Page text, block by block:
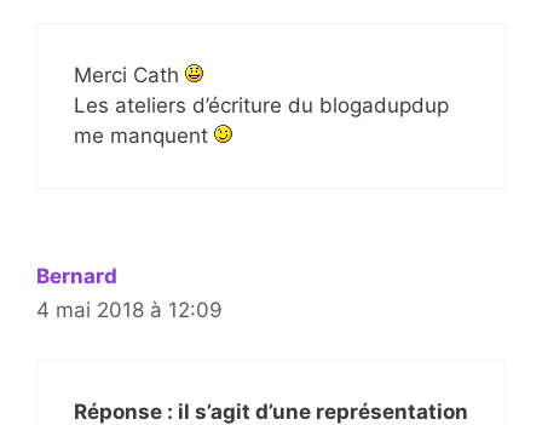
Merci Cath
Les ateliers d’écriture du blogadupdup
me manquent
Bernard
4 mai 2018 à 12:09
Réponse : il s’agit d’une représentation